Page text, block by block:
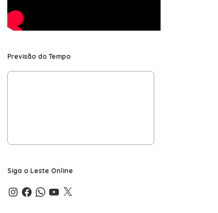
Previsão do Tempo
Siga o Leste Online
Instagram
Facebook
WhatsApp
YouTube
X